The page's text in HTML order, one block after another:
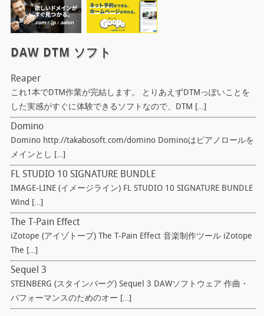
DAW DTM ソフト
Reaper
これ1本でDTM作業が完結します。 とりあえずDTMっぽいことを
した実感がすぐに体験できるソフトなので、DTM […]
Domino
Domino http://takabosoft.com/domino Dominoはピアノロールを
メインとし […]
FL STUDIO 10 SIGNATURE BUNDLE
IMAGE-LINE (イメージライン) FL STUDIO 10 SIGNATURE BUNDLE
Wind […]
The T-Pain Effect
iZotope (アイゾトープ) The T-Pain Effect 音楽制作ツール iZotope
The […]
Sequel 3
STEINBERG (スタインバーグ) Sequel 3 DAWソフトウェア 作曲・
パフォーマンスのためのオー […]